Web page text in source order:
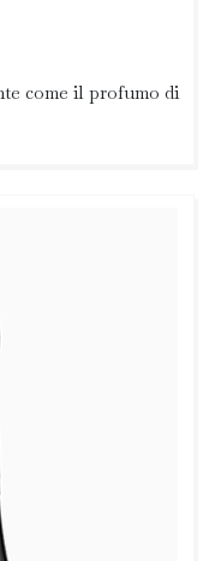
come il profumo di